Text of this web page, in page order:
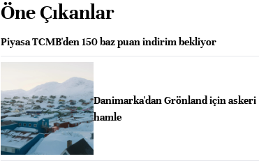
Öne Çıkanlar
Piyasa TCMB'den 150 baz puan indirim bekliyor
Danimarka'dan Grönland için askeri
hamle